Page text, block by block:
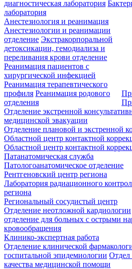
диагностическая лаборатория
лаборатория
Анестезиология и реанимация
Анестезиологии и реанимации
отделение Экстракорпоральной
детоксикации, гемодиализа и
переливания крови отделение
Реанимация пациентов с
хирургической инфекцией
Реанимация терапевтического
профиля Реанимация родового
отделения
Отделение экстренной
медицинской эвакуации
Отделение плановой и экстренной
Областной центр контактной
Областной центр контактной
Патанатомическая служба
Патологоанатомическое отделение
Рентгеновский центр региона
Лаборатория радиационного
региона
Региональный сосудистый центр
Отделение неотложной кардиологии
отделение для больных с острыми
кровообращения
Клинико-экспертная работа
Отделение клинической
госпитальной эпидемиологии Отдел
качества медицинской помощи